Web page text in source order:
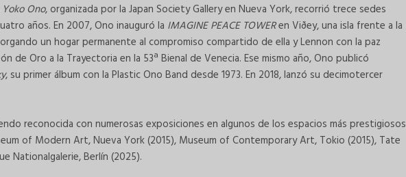
Yoko Ono, organizada por la Japan Society Gallery en Nueva York, recorrió trece sedes
años. En 2007, Ono inauguró la IMAGINE PEACE TOWERen Viðey, una isla frente a la
un hogar permanente al compromiso compartido de ella y Lennon con la paz
de Oro a la Trayectoria en la 53ª Bienal de Venecia. Ese mismo año, Ono publicó
, su primer álbum con la Plastic Ono Band desde 1973. En 2018, lanzó su decimotercer
reconocida con numerosas exposiciones en algunos de los espacios más prestigiosos
of Modern Art, Nueva York (2015), Museum of Contemporary Art, Tokio (2015), Tate
Nationalgalerie, Berlín (2025).